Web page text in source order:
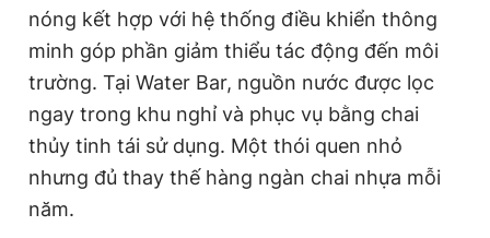
nóng kết hợp với hệ thống điều khiển thông
minh góp phần giảm thiểu tác động đến môi
trường. Tại Water Bar, nguồn nước được lọc
ngay trong khu nghỉ và phục vụ bằng chai
thủy tinh tái sử dụng. Một thói quen nhỏ
nhưng đủ thay thế hàng ngàn chai nhựa mỗi
năm.